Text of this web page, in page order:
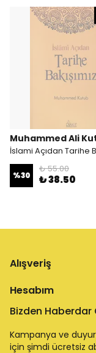
Muhammed Ali
İslami Açıdan Tarihe
%30
₺ 55.00
₺ 38.50
Alışveriş
Hesabım
Bizden Haberdar
Kampanya ve
için şimdi ücretsiz